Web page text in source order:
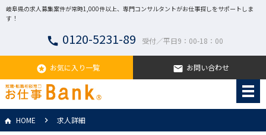
岐阜県の求人募集案件が常時1,000件以上、専門コンサルタントがお仕事探しをサポートしま
す！
call 0120-5231-89 受付／平日9：00-18：00
stars お気に入り一覧 email お問い合わせ
HOME 求人詳細